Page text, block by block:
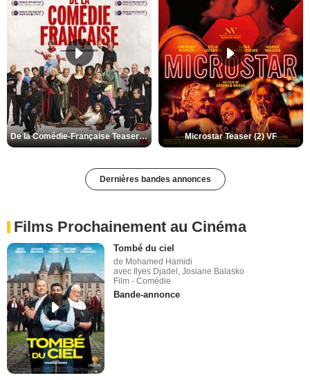
De la Comédie-Française Teaser (3) VF Microstar Teaser (2) VF
Dernières bandes annonces
Films Prochainement au Cinéma
Tombé du ciel
de Mohamed Hamidi
avec Ilyes Djadel, Josiane Balasko
Film - Comédie
Bande-annonce